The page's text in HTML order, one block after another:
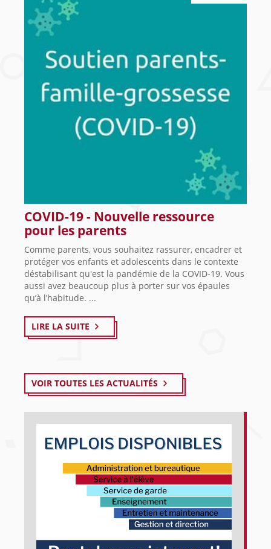
COVID-19 - Nouvelle ressource
pour les parents
Comme parents, vous souhaitez rassurer, encadrer et
protéger vos enfants et adolescents dans le contexte
déstabilisant qu'est la pandémie de la COVID-19. Vous
aussi avez beaucoup plus à porter sur vos épaules
qu’à l’habitude. ...
LIRE LA SUITE
VOIR TOUTES LES ACTUALITÉS